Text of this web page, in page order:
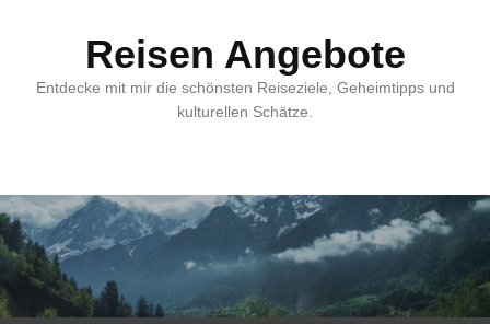
Reisen Angebote
Entdecke mit mir die schönsten Reiseziele, Geheimtipps und
kulturellen Schätze.